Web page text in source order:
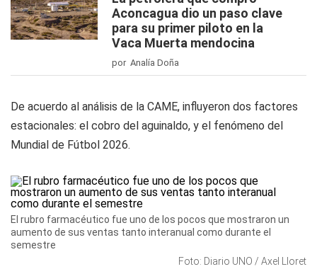
Aconcagua dio un paso clave
para su primer piloto en la
Vaca Muerta mendocina
por Analía Doña
De acuerdo al análisis de la CAME, influyeron dos factores
estacionales: el cobro del aguinaldo, y el fenómeno del
Mundial de Fútbol 2026.
El rubro farmacéutico fue uno de los pocos que mostraron un
aumento de sus ventas tanto interanual como durante el
semestre
Foto: Diario UNO / Axel Lloret